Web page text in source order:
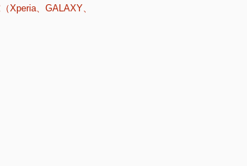
Xperia、GALAXY、